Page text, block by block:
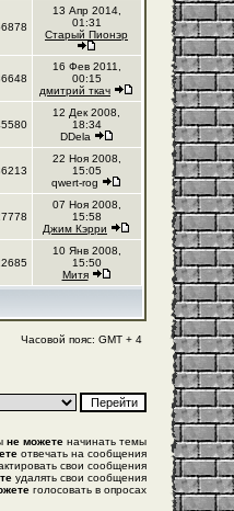
13 Апр 2014,
01:31
Старый Пионэр
16 Фев 2011,
00:15
дмитрий ткач
12 Дек 2008,
18:34
DDela
22 Ноя 2008,
15:05
qwert-rog
07 Ноя 2008,
15:58
Джим Кэрри
10 Янв 2008,
15:50
Митя
Часовой пояс: GMT + 4
не можетеначинать темы
отвечать на сообщения
свои сообщения
удалять свои сообщения
голосовать в опросах